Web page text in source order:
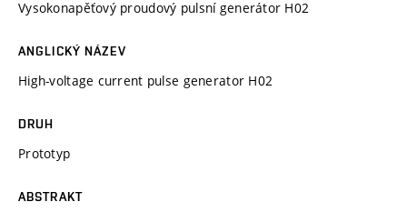
Vysokonapěťový proudový pulsní generátor H02
ANGLICKÝ NÁZEV
High-voltage current pulse generator H02
DRUH
Prototyp
ABSTRAKT